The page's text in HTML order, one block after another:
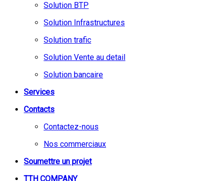
Solution BTP
Solution Infrastructures
Solution trafic
Solution Vente au detail
Solution bancaire
Services
Contacts
Contactez-nous
Nos commerciaux
Soumettre un projet
TTH COMPANY